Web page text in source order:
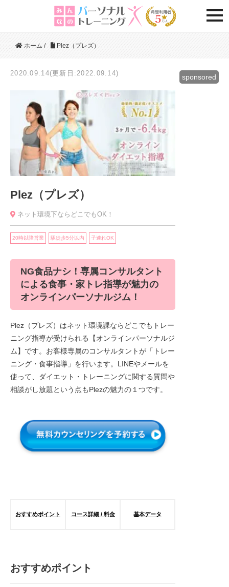
ホーム / Plez（プレズ）
sponsored
2020.09.14(更新日:2022.09.14)
Plez（プレズ）
ネット環境下ならどこでもOK！
20時以降営業 駅徒歩5分以内 子連れOK
NG食品ナシ！専属コンサルタント
による食事・家トレ指導が魅力の
オンラインパーソナルジム！
Plez（プレズ）はネット環境課ならどこでもトレー
ニング指導が受けられる【オンラインパーソナルジ
ム】です。お客様専属のコンサルタントが「トレー
ニング・食事指導」を行います。LINEやメールを
使って、ダイエット・トレーニングに関する質問や
相談がし放題という点もPlezの魅力の１つです。
おすすめポイント コース詳細 / 料金 基本データ
おすすめポイント